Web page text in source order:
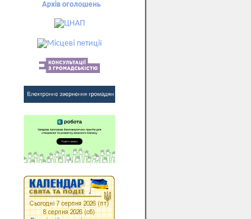
Архів оголошень